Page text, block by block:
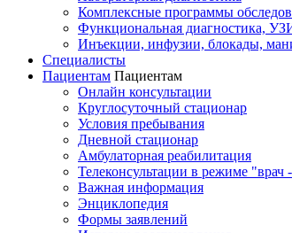
Комплексные программы
Функциональная диагностика,
Инъекции, инфузии, блокады,
Специалисты
Пациентам Пациентам
Онлайн консультации
Круглосуточный стационар
Условия пребывания
Дневной стационар
Амбулаторная реабилитация
Телеконсультации в режиме "врач
Важная информация
Энциклопедия
Формы заявлений